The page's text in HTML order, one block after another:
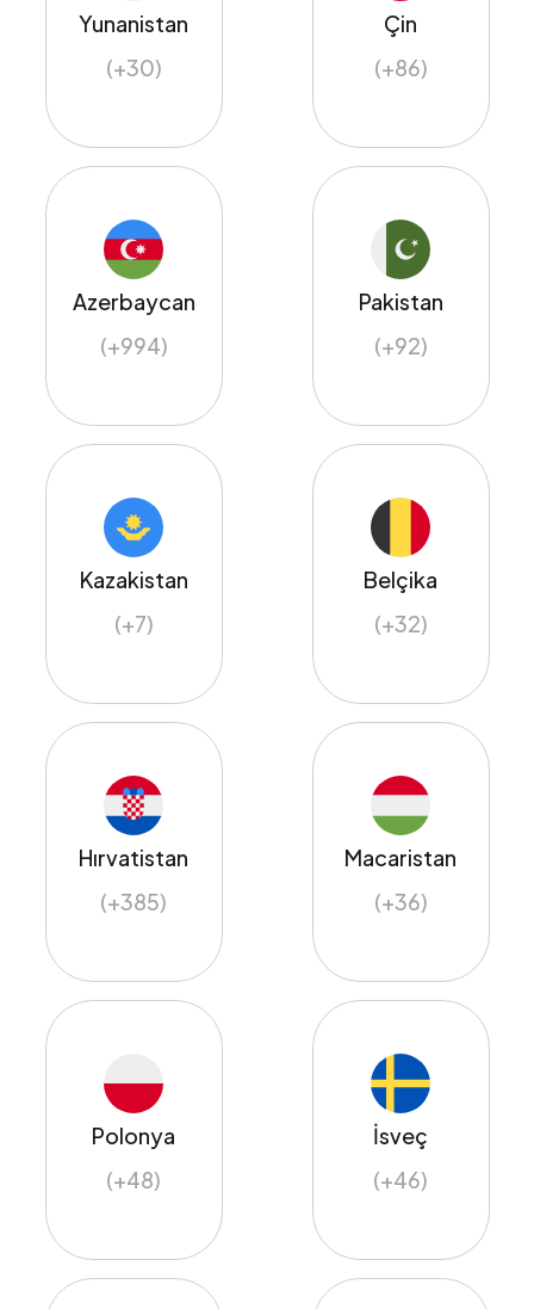
Yunanistan
(+30)
Çin
(+86)
Azerbaycan
(+994)
Pakistan
(+92)
Kazakistan
(+7)
Belçika
(+32)
Hırvatistan
(+385)
Macaristan
(+36)
Polonya
(+48)
İsveç
(+46)